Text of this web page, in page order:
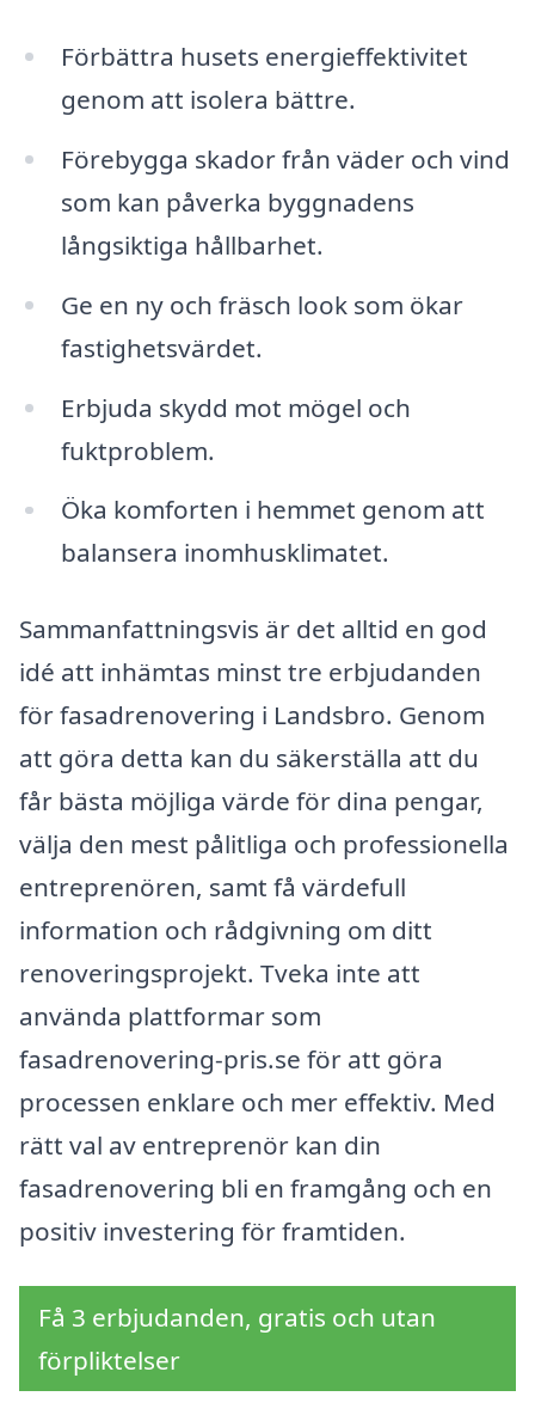
Förbättra husets energieffektivitet
genom att isolera bättre.
Förebygga skador från väder och vind
som kan påverka byggnadens
långsiktiga hållbarhet.
Ge en ny och fräsch look som ökar
fastighetsvärdet.
Erbjuda skydd mot mögel och
fuktproblem.
Öka komforten i hemmet genom att
balansera inomhusklimatet.
Sammanfattningsvis är det alltid en god
idé att inhämtas minst tre erbjudanden
för fasadrenovering i Landsbro. Genom
att göra detta kan du säkerställa att du
får bästa möjliga värde för dina pengar,
välja den mest pålitliga och professionella
entreprenören, samt få värdefull
information och rådgivning om ditt
renoveringsprojekt. Tveka inte att
använda plattformar som
fasadrenovering-pris.se för att göra
processen enklare och mer effektiv. Med
rätt val av entreprenör kan din
fasadrenovering bli en framgång och en
positiv investering för framtiden.
Få 3 erbjudanden, gratis och utan
förpliktelser